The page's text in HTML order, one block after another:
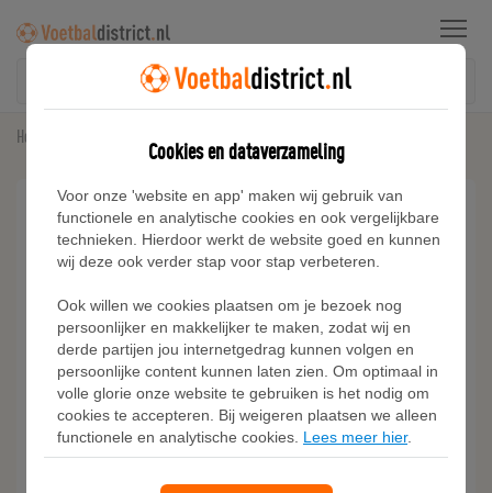
Menu
Home
Cookies en dataverzameling
Voor onze 'website en app' maken wij gebruik van
functionele en analytische cookies en ook vergelijkbare
technieken. Hierdoor werkt de website goed en kunnen
wij deze ook verder stap voor stap verbeteren.
Ook willen we cookies plaatsen om je bezoek nog
persoonlijker en makkelijker te maken, zodat wij en
derde partijen jou internetgedrag kunnen volgen en
persoonlijke content kunnen laten zien. Om optimaal in
volle glorie onze website te gebruiken is het nodig om
cookies te accepteren. Bij weigeren plaatsen we alleen
functionele en analytische cookies. Lees meer hier.